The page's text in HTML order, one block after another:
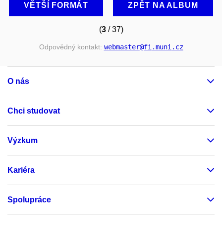
VĚTŠÍ FORMÁT ZPĚT NA ALBUM
(3/ 37)
Odpovědný kontakt: webmaster@fi .muni .cz
O nás
Chci studovat
Výzkum
Kariéra
Spolupráce